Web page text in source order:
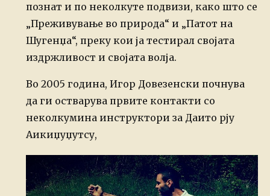
познат и по неколкуте подвизи, како што се
„Преживување во природа“ и „Патот на
Шугенџа“, преку кои ја тестирал својата
издржливост и својата волја.
Во 2005 година, Игор Довезенски почнува
да ги остварува првите контакти со
неколкумина инструктори за Даито рју
Аикиџуџутсу,